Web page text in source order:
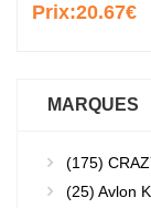
Prix:20.67€
MARQUES
(175)
(25) Avlon